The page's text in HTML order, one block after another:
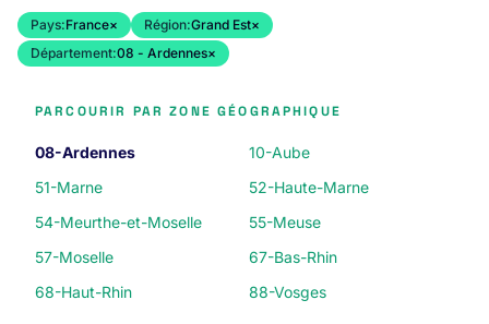
Pays:France× Région:Grand Est×
Département:08 - Ardennes×
PARCOURIR PAR ZONE GÉOGRAPHIQUE
08-Ardennes
10-Aube
51-Marne
52-Haute-Marne
54-Meurthe-et-Moselle
55-Meuse
57-Moselle
67-Bas-Rhin
68-Haut-Rhin
88-Vosges